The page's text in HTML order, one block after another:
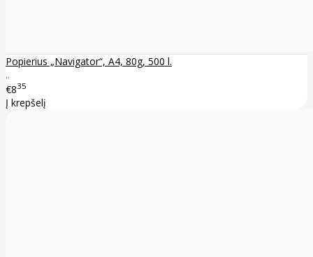
Popierius „Navigator“, A4, 80g, 500 l.
..
€835
Į krepšelį